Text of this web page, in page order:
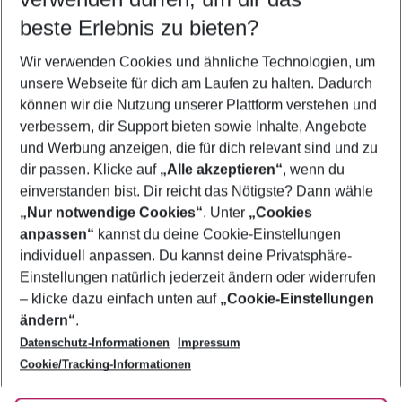
5-8 Nächte
2 Erwachsene Keine Kinder
Mehr Filter anzeigen
Footer
Footer navigation
Über uns
AGB
Bestpreisgarantie
Cookie-Einstellungen ändern
Cookie-Richtlinie
Agenturbetreuung
Barrierefreies Reisen
Folge uns
beste Erlebnis zu bieten?
Wir verwenden Cookies und ähnliche Technologien, um
unsere Webseite für dich am Laufen zu halten. Dadurch
können wir die Nutzung unserer Plattform verstehen und
verbessern, dir Support bieten sowie Inhalte, Angebote
und Werbung anzeigen, die für dich relevant sind und zu
dir passen. Klicke auf „Alle akzeptieren“, wenn du
einverstanden bist. Dir reicht das Nötigste? Dann wähle
„Nur notwendige Cookies“. Unter „Cookies
anpassen“ kannst du deine Cookie-Einstellungen
individuell anpassen. Du kannst deine Privatsphäre-
Einstellungen natürlich jederzeit ändern oder widerrufen
– klicke dazu einfach unten auf „Cookie-Einstellungen
ändern“.
Datenschutz-Informationen
Impressum
Cookie/Tracking-Informationen